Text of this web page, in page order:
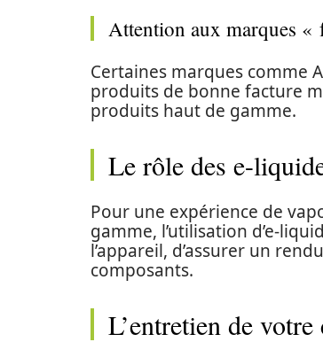
Attention aux marques «
Certaines marques comme
produits de bonne facture
produits haut de gamme.
Le rôle des e-
Pour une expérience de
gamme, l’utilisation d’e-
l’appareil, d’assurer un
composants.
L’entretien de